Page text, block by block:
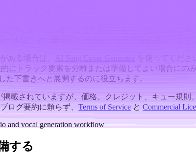
ローなのか
狭いボーカル作業だけに限定されていないからです。
ルは、その最初のボーカルアイデアを起点に、よ
ある場合は、 AI Song Cover Generator
を使ってくだ
にトラック要素を分離または準備してよい場合にの
下書きへと展開するのに役立ちます。
載されていますが、価格、クレジット、キュー規
ログ要約に頼らず、 Terms of Service と Commercial
する